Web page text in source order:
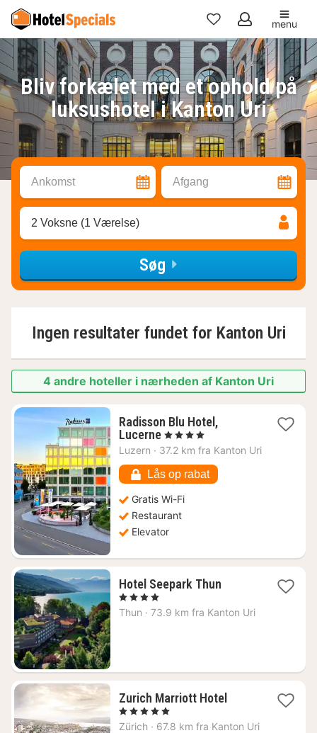
Mine
favoritter
menu
Bliv forkælet med et ophold på
luksushotel i Kanton Uri
Ankomst Afgang
2 Voksne (1 Værelse)
Søg
Ingen resultater fundet for Kanton Uri
4 andre hoteller i nærheden af Kanton Uri
Radisson Blu Hotel,
Lucerne1
nat
1751
kr.
, 4 Stjerner
Luzern · 37.2 km fra Kanton Uri
Lås op rabat
Gratis Wi-Fi
Restaurant
Elevator
Hotel Seepark Thun1
fra
, 4 Stjerner
Thun · 73.9 km fra Kanton Uri
Zurich Marriott Hotel1
fra
, 5 Stjerner
Zürich · 67.8 km fra Kanton Uri